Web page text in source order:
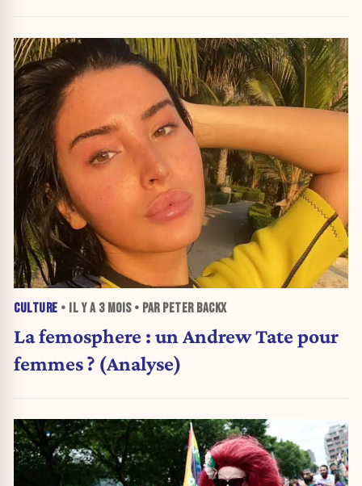
CULTURE • IL Y A 3 MOIS• PAR PETER BACKX
La femosphere : un Andrew Tate pour
femmes ? (Analyse)